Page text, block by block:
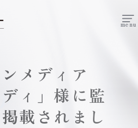
menu
メディア
ディ」様に監
載されまし